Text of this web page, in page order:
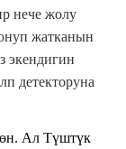
нече жолу
жатканын
экендигин
детекторуна
Ал Түштүк